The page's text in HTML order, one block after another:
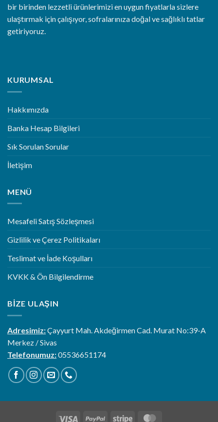
bir birinden lezzetli ürünlerimizi en uygun fiyatlarla sizlere
ulaştırmak için çalışıyor, sofralarınıza doğal ve sağlıklı tatlar
getiriyoruz.
KURUMSAL
Hakkımızda
Banka Hesap Bilgileri
Sık Sorulan Sorular
İletişim
MENÜ
Mesafeli Satış Sözleşmesi
Gizlilik ve Çerez Politikaları
Teslimat ve İade Koşulları
KVKK & Ön Bilgilendirme
BIZE ULAŞIN
Adresimiz:Çayyurt Mah. Akdeğirmen Cad. Murat No:39-A
Merkez / Sivas
Telefonumuz:05536651174
Visa PayPal Stripe